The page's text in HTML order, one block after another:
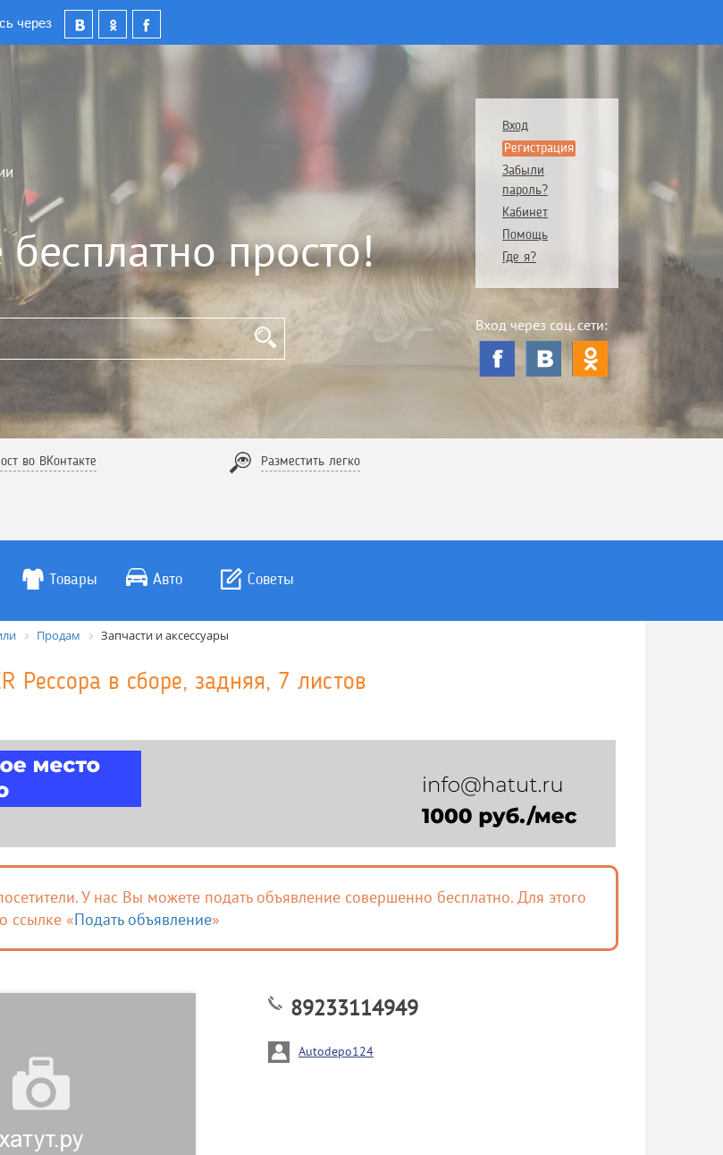
через
просто!
Вход
Регистрация
Забыли
пароль?
Кабинет
Помощь
Где я?
Вход через соц. сети:
во ВКонтакте Разместить легко
Товары Авто Советы
Продам Запчасти и аксессуары
Рессора в сборе, задняя, 7 листов
У нас Вы можете подать объявление совершенно бесплатно. Для этого
ссылке «Подать объявление»
89233114949
Autodepo124